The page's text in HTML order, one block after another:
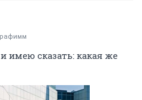
имею сказать: какая же